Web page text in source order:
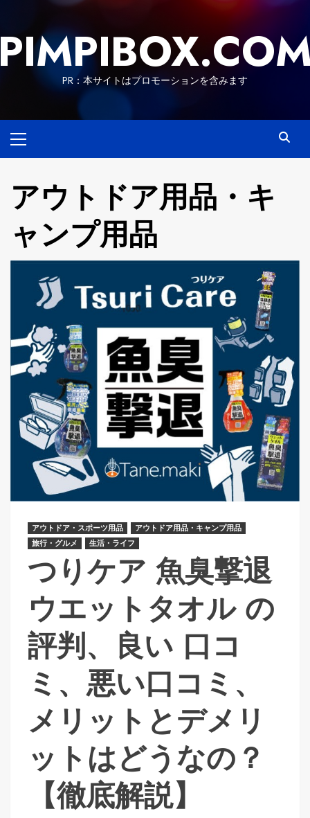
content
PR：本サイトはプロモーションを含みます
Menu
アウトドア用品・キ
ャンプ用品
アウトドア・スポーツ用品
アウトドア用品・キャンプ用品
旅行・グルメ
生活・ライフ
つりケア 魚臭撃退
ウエットタオル の
評判、良い 口コ
ミ、悪い口コミ、
メリットとデメリ
ットはどうなの？
【徹底解説】